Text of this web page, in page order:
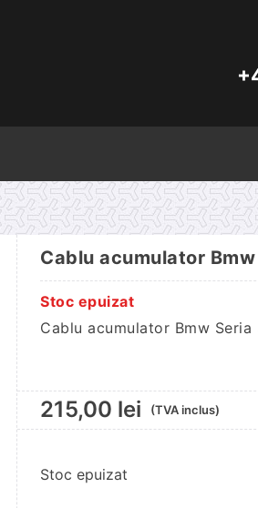
Cablu acumulator
Stoc epuizat
Cablu acumulator Bmw
215,00 lei (TVA inclus)
Stoc epuizat